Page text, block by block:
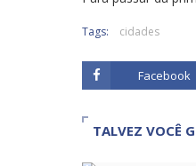
Tags: cidades
Facebook
TALVEZ VOCÊ